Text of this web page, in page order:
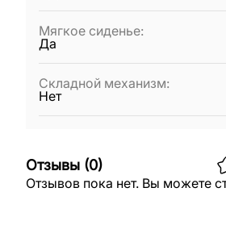
Мягкое сиденье:
Да
Складной механизм:
Нет
Отзывы (0)
Отзывов пока нет. Вы можете